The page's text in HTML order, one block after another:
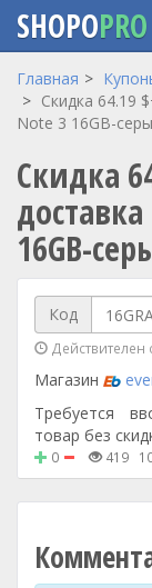
Перейти
основному
SHOPOPRO
Главная
Скидка 64.19
Note 3 16GB-
Скидка
16GB-
Код
Действителен
Магазин
Требуется
товар без
0 419